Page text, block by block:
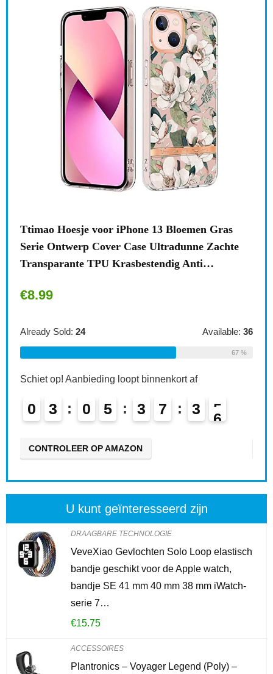
Ttimao Hoesje voor iPhone 13 Bloemen Gras
Serie Ontwerp Cover Case Ultradunne Zachte
Transparante TPU Krasbestendig Anti…
€8.99
Already Sold: 24 Available: 36
67 %
Schiet op! Aanbieding loopt binnenkort af
0 3 0 5 3 7 3 4
CONTROLEER OP AMAZON
U kunt geïnteresseerd zijn
DRAAGBARE TECHNOLOGIE
VeveXiao Gevlochten Solo Loop elastisch
bandje geschikt voor de Apple watch,
bandje SE 41 mm 40 mm 38 mm iWatch-
serie 7…
€15.75
ACCESSOIRES
Plantronics – Voyager Legend (Poly) –